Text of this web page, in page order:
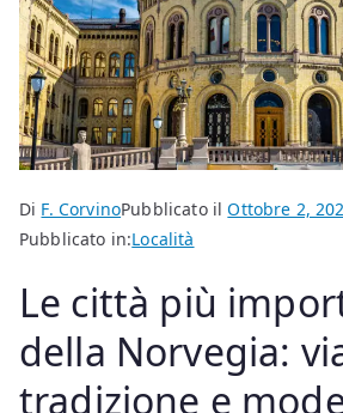
Di F. CorvinoPubblicato ilOttobre 2,
Pubblicato in:Località
Le città più
della Norvegia:
tradizione e